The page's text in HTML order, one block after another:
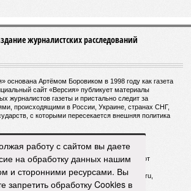
журналистских расследований
основана Артёмом Боровиком в 1998 году как газета
сайт «Версия» публикует материалы
журналистов газеты и пристально следит за
происходящими в России, Украине, странах СНГ,
с которыми пересекается внешняя политика
Главный редактор:Горевой Р. Г.
Роскомнадзора:ЭЛ № ФС 77 - 72681 от
почты и телефон редакции:versia@versia.ru,
работу с сайтом вы даете
на обработку данных нашим
и сторонними ресурсами. Вы
запретить обработку Cookies в